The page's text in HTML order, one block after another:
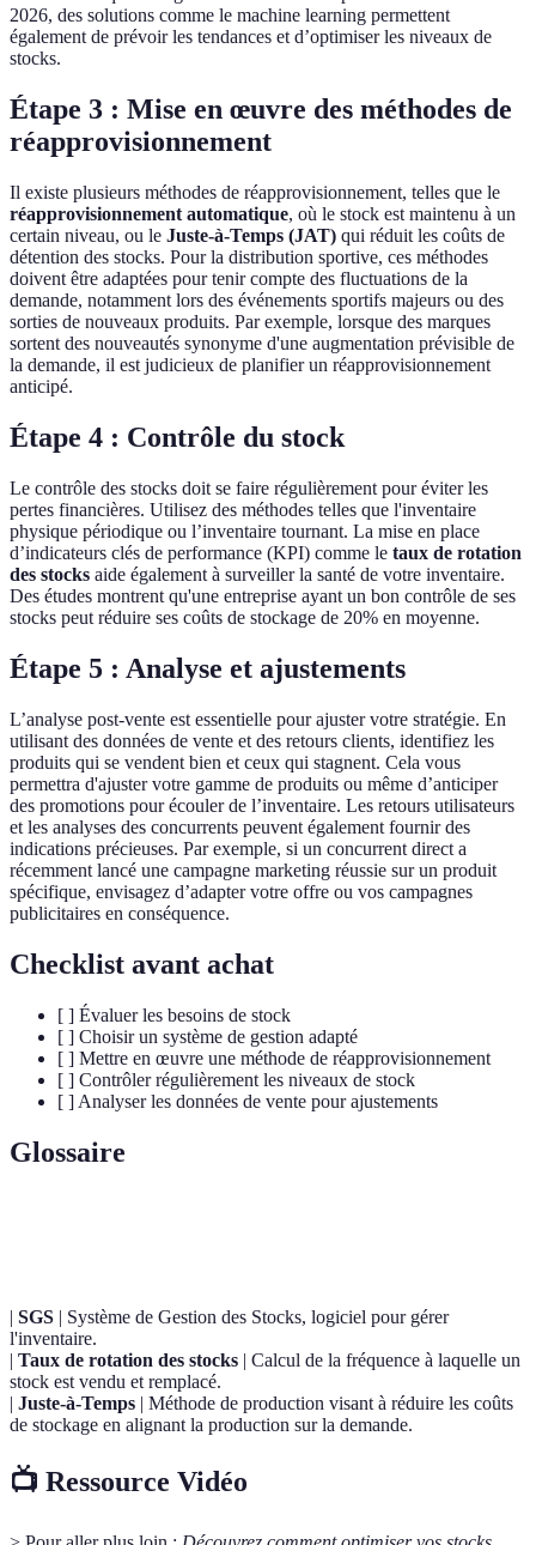
2026, des solutions comme le machine learning permettent
également de prévoir les tendances et d’optimiser les niveaux de
stocks.
Étape 3 : Mise en œuvre des méthodes de
réapprovisionnement
Il existe plusieurs méthodes de réapprovisionnement, telles que le
réapprovisionnement automatique, où le stock est maintenu à un
certain niveau, ou le Juste-à-Temps (JAT) qui réduit les coûts de
détention des stocks. Pour la distribution sportive, ces méthodes
doivent être adaptées pour tenir compte des fluctuations de la
demande, notamment lors des événements sportifs majeurs ou des
sorties de nouveaux produits. Par exemple, lorsque des marques
sortent des nouveautés synonyme d'une augmentation prévisible de
la demande, il est judicieux de planifier un réapprovisionnement
anticipé.
Étape 4 : Contrôle du stock
Le contrôle des stocks doit se faire régulièrement pour éviter les
pertes financières. Utilisez des méthodes telles que l'inventaire
physique périodique ou l’inventaire tournant. La mise en place
d’indicateurs clés de performance (KPI) comme le taux de rotation
des stocks aide également à surveiller la santé de votre inventaire.
Des études montrent qu'une entreprise ayant un bon contrôle de ses
stocks peut réduire ses coûts de stockage de 20% en moyenne.
Étape 5 : Analyse et ajustements
L’analyse post-vente est essentielle pour ajuster votre stratégie. En
utilisant des données de vente et des retours clients, identifiez les
produits qui se vendent bien et ceux qui stagnent. Cela vous
permettra d'ajuster votre gamme de produits ou même d’anticiper
des promotions pour écouler de l’inventaire. Les retours utilisateurs
et les analyses des concurrents peuvent également fournir des
indications précieuses. Par exemple, si un concurrent direct a
récemment lancé une campagne marketing réussie sur un produit
spécifique, envisagez d’adapter votre offre ou vos campagnes
publicitaires en conséquence.
Checklist avant achat
[ ] Évaluer les besoins de stock
[ ] Choisir un système de gestion adapté
[ ] Mettre en œuvre une méthode de réapprovisionnement
[ ] Contrôler régulièrement les niveaux de stock
[ ] Analyser les données de vente pour ajustements
Glossaire
| SGS | Système de Gestion des Stocks, logiciel pour gérer
l'inventaire.
| Taux de rotation des stocks | Calcul de la fréquence à laquelle un
stock est vendu et remplacé.
| Juste-à-Temps | Méthode de production visant à réduire les coûts
de stockage en alignant la production sur la demande.
📺 Ressource Vidéo